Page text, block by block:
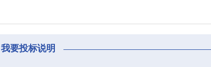
我要投标说明